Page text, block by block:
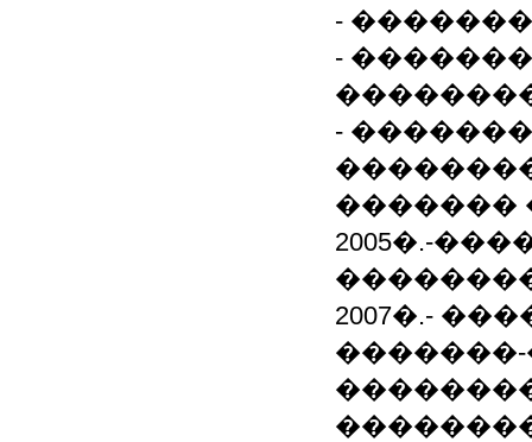
-
-
-
�������
2005�.-
2007�.-
�������-